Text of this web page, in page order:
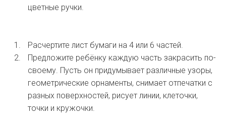
цветные ручки.
Расчертите лист бумаги на 4 или 6 частей.
Предложите ребёнку каждую часть закрасить по-
своему. Пусть он придумывает различные узоры,
геометрические орнаменты, снимает отпечатки с
разных поверхностей, рисует линии, клеточки,
точки и кружочки.